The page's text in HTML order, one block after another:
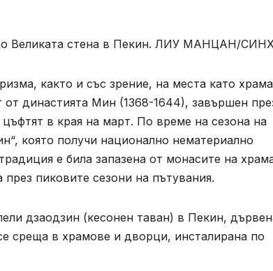
Великата стена в Пекин. ЛИУ МАНЦАН/
както и със зрение, на места като храма
династията Мин (1368-1644), завършен
в края на март. По време на сезона на
която получи национално нематериално
е била запазена от монасите на
пиковите сезони на пътувания.
дзаодзин (кесонен таван) в Пекин,
среща в храмове и дворци, инсталирана по